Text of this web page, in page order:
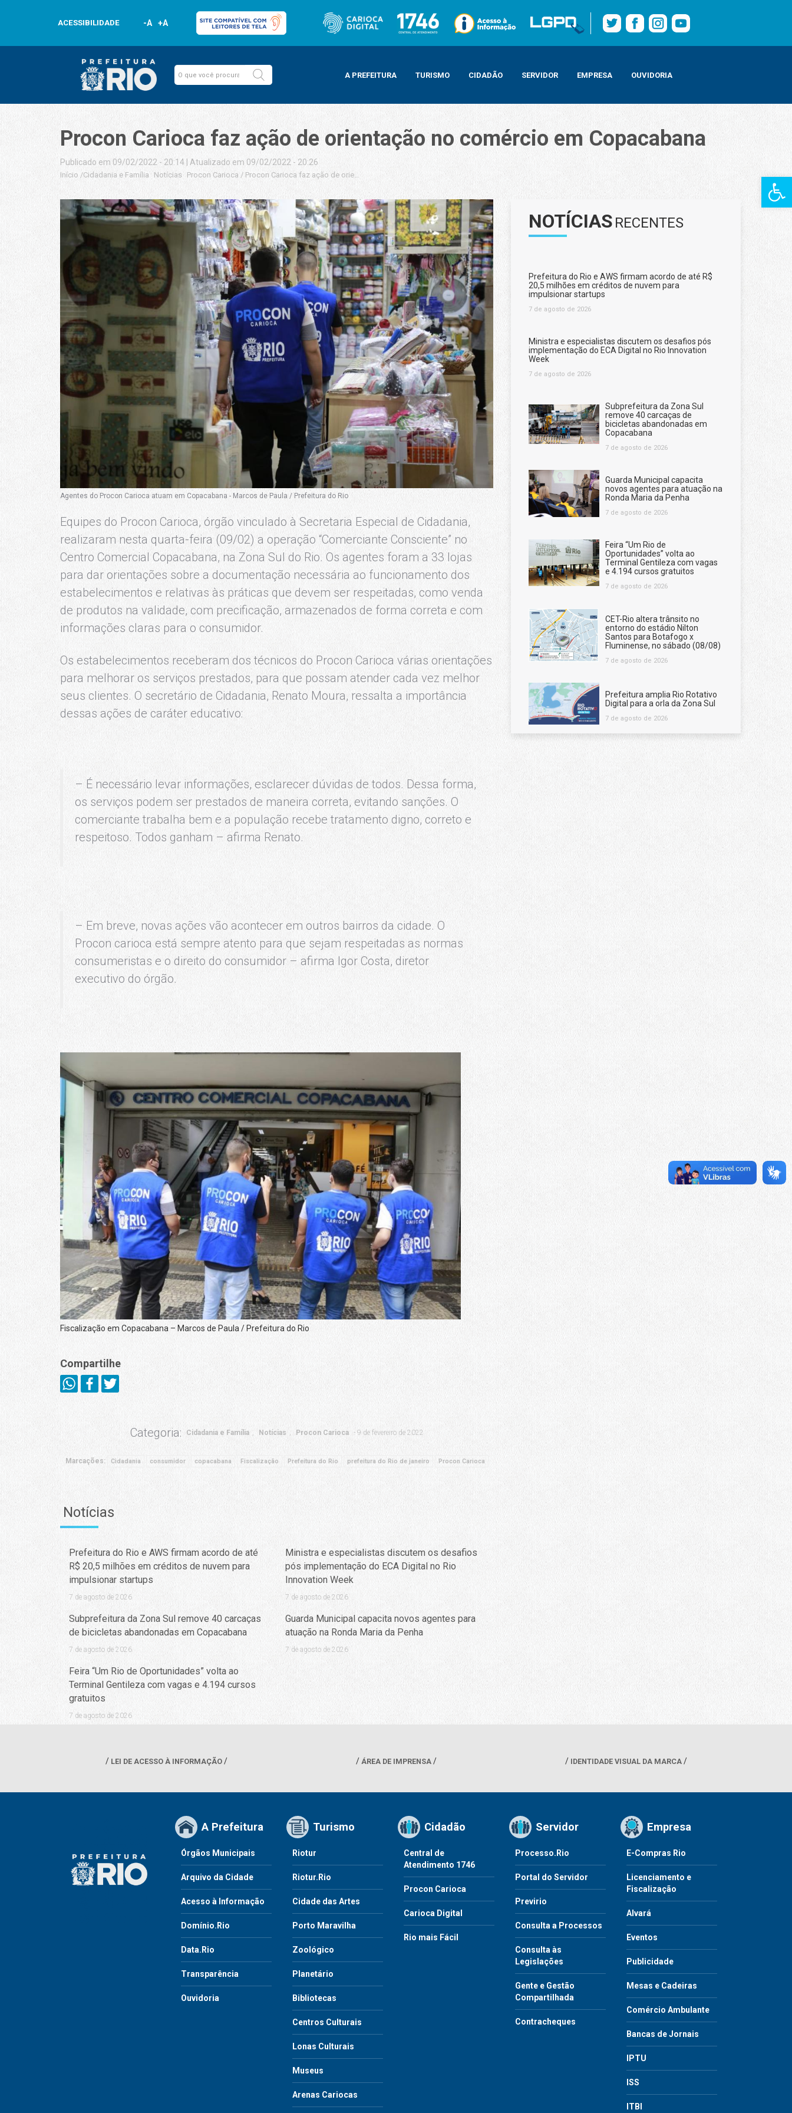
Barra de
ACESSIBILIDADE -A +A
A PREFEITURA TURISMO CIDADÃO SERVIDOR EMPRESA OUVIDORIA
Procon Carioca faz ação de orientação no comércio em Copacabana
Publicado em 09/02/2022 - 20:14 Atualizado em 09/02/2022 - 20:26
Início /Cidadania e Família Notícias Procon Carioca / Procon Carioca faz ação de orientação no comércio em Copacabana
Agentes do Procon Carioca atuam em Copacabana - Marcos de Paula / Prefeitura do Rio
Equipes do Procon Carioca, órgão vinculado à Secretaria Especial de Cidadania,
realizaram nesta quarta-feira (09/02) a operação “Comerciante Consciente” no
Centro Comercial Copacabana, na Zona Sul do Rio. Os agentes foram a 33 lojas
para dar orientações sobre a documentação necessária ao funcionamento dos
estabelecimentos e relativas às práticas que devem ser respeitadas, como venda
de produtos na validade, com precificação, armazenados de forma correta e com
informações claras para o consumidor.
Os estabelecimentos receberam dos técnicos do Procon Carioca várias orientações
para melhorar os serviços prestados, para que possam atender cada vez melhor
seus clientes. O secretário de Cidadania, Renato Moura, ressalta a importância
dessas ações de caráter educativo:
– É necessário levar informações, esclarecer dúvidas de todos. Dessa forma,
os serviços podem ser prestados de maneira correta, evitando sanções. O
comerciante trabalha bem e a população recebe tratamento digno, correto e
respeitoso. Todos ganham – afirma Renato.
– Em breve, novas ações vão acontecer em outros bairros da cidade. O
Procon carioca está sempre atento para que sejam respeitadas as normas
consumeristas e o direito do consumidor – afirma Igor Costa, diretor
executivo do órgão.
Fiscalização em Copacabana – Marcos de Paula / Prefeitura do Rio
Compartilhe
Categoria: Cidadania e Família Notícias Procon Carioca 9 de fevereiro de 2022
Marcações: Cidadania consumidor copacabana Fiscalização Prefeitura do Rio prefeitura do Rio de janeiro Procon Carioca
Notícias
Prefeitura do Rio e AWS firmam acordo de até
R$ 20,5 milhões em créditos de nuvem para
impulsionar startups
7 de agosto de 2026
Ministra e especialistas discutem os desafios
pós implementação do ECA Digital no Rio
Innovation Week
7 de agosto de 2026
Subprefeitura da Zona Sul remove 40 carcaças
de bicicletas abandonadas em Copacabana
7 de agosto de 2026
Guarda Municipal capacita novos agentes para
atuação na Ronda Maria da Penha
7 de agosto de 2026
Feira “Um Rio de Oportunidades” volta ao
Terminal Gentileza com vagas e 4.194 cursos
gratuitos
7 de agosto de 2026
NOTÍCIAS RECENTES
Prefeitura do Rio e AWS firmam acordo de até R$
20,5 milhões em créditos de nuvem para
impulsionar startups
7 de agosto de 2026
Ministra e especialistas discutem os desafios pós
implementação do ECA Digital no Rio Innovation
Week
7 de agosto de 2026
Subprefeitura da Zona Sul
remove 40 carcaças de
bicicletas abandonadas em
Copacabana
7 de agosto de 2026
Guarda Municipal capacita
novos agentes para atuação na
Ronda Maria da Penha
7 de agosto de 2026
Feira “Um Rio de
Oportunidades” volta ao
Terminal Gentileza com vagas
e 4.194 cursos gratuitos
7 de agosto de 2026
CET-Rio altera trânsito no
entorno do estádio Nilton
Santos para Botafogo x
Fluminense, no sábado (08/08)
7 de agosto de 2026
Prefeitura amplia Rio Rotativo
Digital para a orla da Zona Sul
7 de agosto de 2026
LEI DE ACESSO À INFORMAÇÃO ÁREA DE IMPRENSA IDENTIDADE VISUAL DA MARCA
A Prefeitura
Órgãos Municipais
Arquivo da Cidade
Acesso à Informação
Domínio.Rio
Data.Rio
Transparência
Ouvidoria
Turismo
Riotur
Riotur.Rio
Cidade das Artes
Porto Maravilha
Zoológico
Planetário
Bibliotecas
Centros Culturais
Lonas Culturais
Museus
Arenas Cariocas
Cidadão
Central de
Atendimento 1746
Procon Carioca
Carioca Digital
Rio mais Fácil
Servidor
Processo.Rio
Portal do Servidor
Previrio
Consulta a Processos
Consulta às
Legislações
Gente e Gestão
Compartilhada
Contracheques
Empresa
E-Compras Rio
Licenciamento e
Fiscalização
Alvará
Eventos
Publicidade
Mesas e Cadeiras
Comércio Ambulante
Bancas de Jornais
IPTU
ISS
ITBI